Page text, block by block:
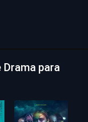
Drama para